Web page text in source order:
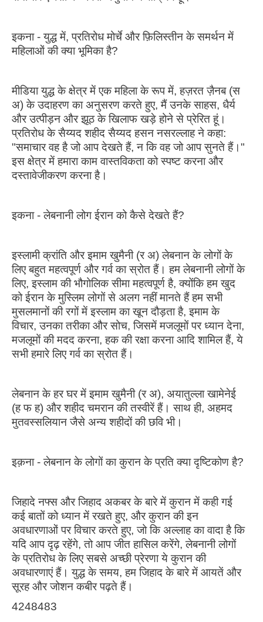
इकना - युद्ध में, प्रतिरोध मोर्चे और फ़िलिस्तीन के समर्थन में
महिलाओं की क्या भूमिका है?
मीडिया युद्ध के क्षेत्र में एक महिला के रूप में, हज़रत ज़ैनब (स
अ) के उदाहरण का अनुसरण करते हुए, मैं उनके साहस, धैर्य
और उत्पीड़न और झूठ के खिलाफ खड़े होने से प्रेरित हूं।
प्रतिरोध के सैय्यद शहीद सैय्यद हसन नसरल्लाह ने कहा:
"समाचार वह है जो आप देखते हैं, न कि वह जो आप सुनते हैं।"
इस क्षेत्र में हमारा काम वास्तविकता को स्पष्ट करना और
दस्तावेजीकरण करना है।
इकना - लेबनानी लोग ईरान को कैसे देखते हैं?
इस्लामी क्रांति और इमाम खुमैनी (र अ) लेबनान के लोगों के
लिए बहुत महत्वपूर्ण और गर्व का स्रोत हैं। हम लेबनानी लोगों के
लिए, इस्लाम की भौगोलिक सीमा महत्वपूर्ण है, क्योंकि हम खुद
को ईरान के मुस्लिम लोगों से अलग नहीं मानते हैं हम सभी
मुसलमानों की रगों में इस्लाम का खून दौड़ता है, इमाम के
विचार, उनका तरीका और सोच, जिसमें मजलूमों पर ध्यान देना,
मजलूमों की मदद करना, हक की रक्षा करना आदि शामिल हैं, ये
सभी हमारे लिए गर्व का स्रोत हैं।
लेबनान के हर घर में इमाम खुमैनी (र अ), अयातुल्ला खामेनेई
(ह फ ह) और शहीद चमरान की तस्वीरें हैं। साथ ही, अहमद
मुतवस्सलियान जैसे अन्य शहीदों की छवि भी।
इक़ना - लेबनान के लोगों का कुरान के प्रति क्या दृष्टिकोण है?
जिहादे नफ्स और जिहाद अकबर के बारे में कुरान में कही गई
कई बातों को ध्यान में रखते हुए, और कुरान की इन
अवधारणाओं पर विचार करते हुए, जो कि अल्लाह का वादा है कि
यदि आप दृढ़ रहेंगे, तो आप जीत हासिल करेंगे, लेबनानी लोगों
के प्रतिरोध के लिए सबसे अच्छी प्रेरणा ये कुरान की
अवधारणाएं हैं। युद्ध के समय, हम जिहाद के बारे में आयतें और
सूरह और जोशन कबीर पढ़ते हैं।
4248483